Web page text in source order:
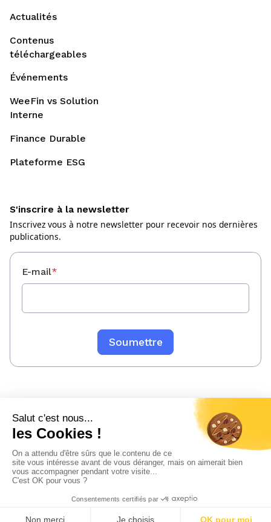
Actualités
Contenus
téléchargeables
Événements
WeeFin vs Solution
Interne
Finance Durable
Plateforme ESG
S'inscrire à la newsletter
Inscrivez vous à notre newsletter pour recevoir nos dernières
publications.
E-mail*
© 2023 WeeFin
Mentions légalesPolitique de confidentialité Sitemap